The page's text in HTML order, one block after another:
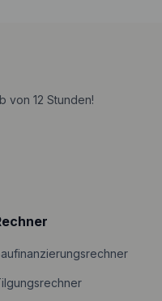
von 12 Stunden!